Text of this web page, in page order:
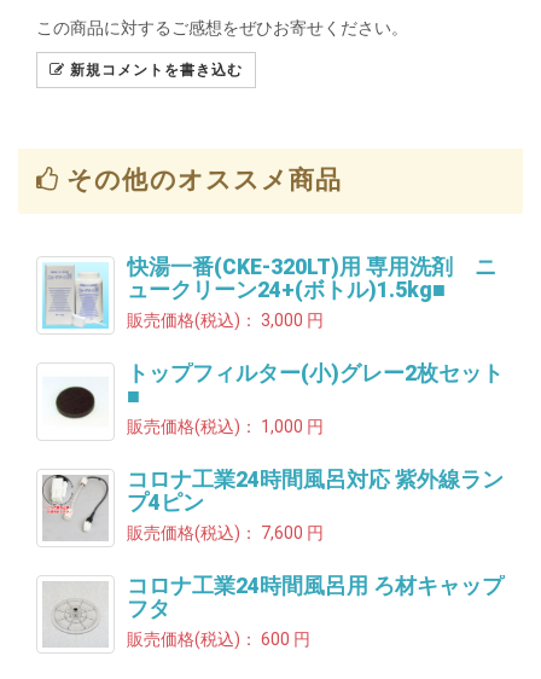
この商品に対するご感想をぜひお寄せください。
新規コメントを書き込む
その他のオススメ商品
快湯一番(CKE-320LT)用 専用洗剤 ニ
ュークリーン24+(ボトル)1.5kg■
販売価格(税込)： 3,000 円
トップフィルター(小)グレー2枚セット
■
販売価格(税込)： 1,000 円
コロナ工業24時間風呂対応 紫外線ラン
プ4ピン
販売価格(税込)： 7,600 円
コロナ工業24時間風呂用 ろ材キャップ
フタ
販売価格(税込)： 600 円